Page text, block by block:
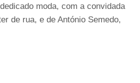
moda, com a convidada
de rua, e de António Semedo,